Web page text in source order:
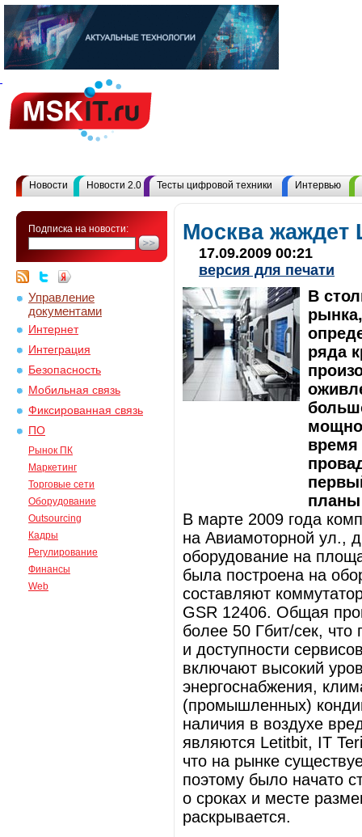
Новости Новости 2.0 Тесты цифровой техники Интервью
Подписка на новости:
Управление
документами
Интернет
Интеграция
Безопасность
Мобильная связь
Фиксированная связь
ПО
Рынок ПК
Маркетинг
Торговые сети
Оборудование
Outsourcing
Кадры
Регулирование
Финансы
Web
Москва
17.09.2009 00:21
версия для печати
В
ряда
время
планы
В марте 2009 года
на Авиамоторной ул.,
оборудование на
была построена на
составляют
GSR 12406. Общая
более 50 Гбит/сек, что
и доступности
включают высокий
энергоснабжения,
(промышленных)
наличия в воздухе
являются Letitbit, IT
что на рынке
поэтому было начато
о сроках и месте
раскрывается.